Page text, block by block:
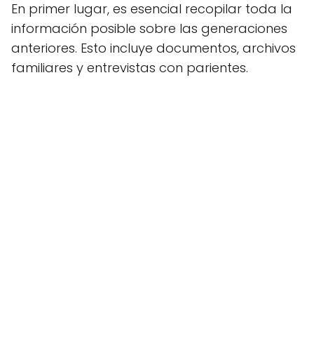
En primer lugar, es esencial recopilar toda la
información posible sobre las generaciones
anteriores. Esto incluye documentos, archivos
familiares y entrevistas con parientes.